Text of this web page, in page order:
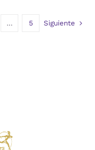
… 5 Siguiente